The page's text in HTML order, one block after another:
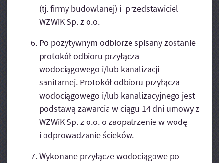
(tj. firmy budowlanej) i przedstawiciel
WZWiK Sp. z o.o.
Po pozytywnym odbiorze spisany zostanie
protokół odbioru przyłącza
wodociągowego i/lub kanalizacji
sanitarnej. Protokół odbioru przyłącza
wodociągowego i/lub kanalizacyjnego jest
podstawą zawarcia w ciągu 14 dni umowy z
WZWiK Sp. z o.o. o zaopatrzenie w wodę
i odprowadzanie ścieków.
Wykonane przyłącze wodociągowe po